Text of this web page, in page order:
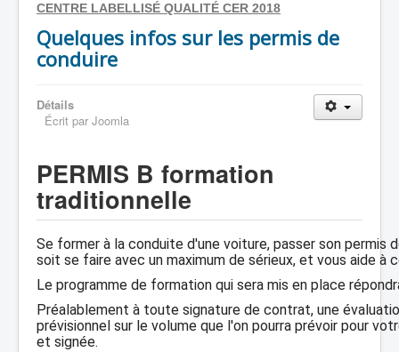
CENTRE LABELLISÉ QUALITÉ CER 2018
Quelques infos sur les permis de
conduire
Détails
Écrit par Joomla
PERMIS B formation
traditionnelle
Se former à la conduite d'une voiture, passer son
soit se faire avec un maximum de sérieux, et vous aide à
Le programme de formation qui sera mis en place
Préalablement à toute signature de contrat, une
prévisionnel sur le volume que l'on pourra prévoir pour
et signée.